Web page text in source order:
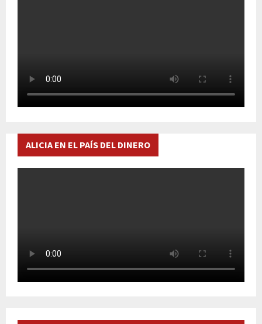
ALICIA EN EL PAÍS DEL DINERO